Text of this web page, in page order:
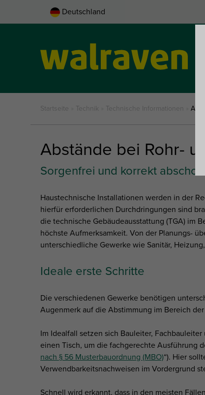
Deutschland
Startseite Technik Technische Informationen
Abstände bei Rohr-
Sorgenfrei und korrekt
Haustechnische Installationen werden in der
hierfür erforderlichen Durchdringungen sind
die technische Gebäudeausstattung (TGA) im
höchste Aufmerksamkeit. Von der Planungs-
unterschiedliche Gewerke wie Sanitär,
Ideale erste Schritte
Die verschiedenen Gewerke benötigen
Augenmerk auf die Abstimmung im Bereich
Im Idealfall setzen sich Bauleiter,
einen Tisch, um die fachgerechte Ausführung
nach § 56 Musterbauordnung (MBO)“). Hier
Verwendbarkeitsnachweisen im Vordergrund
Schnell wird erkannt, dass in den meisten